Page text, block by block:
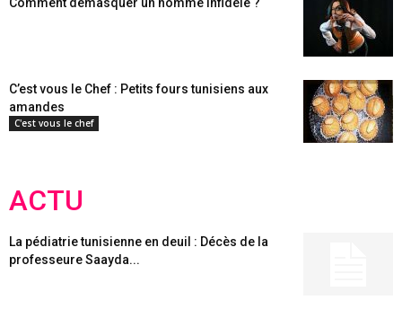
C’est vous le Chef : Petits fours tunisiens aux
amandes
C'est vous le chef
ACTU
La pédiatrie tunisienne en deuil : Décès de la
professeure Saayda...